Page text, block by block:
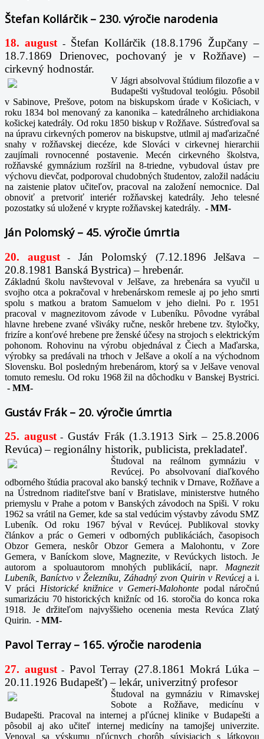
Štefan Kollárčik – 230. výročie narodenia
18. august -
Štefan Kollárčik (18.8.1796 Župčany –
18.7.1869 Drienovec, pochovaný je v Rožňave) –
cirkevný hodnostár.
V Jágri absolvoval štúdium filozofie a v
Budapešti vyštudoval teológiu. Pôsobil
v Sabinove, Prešove, potom na biskupskom úrade v Košiciach, v
roku 1834 bol menovaný za kanonika – katedrálneho archidiakona
košickej katedrály. Od roku 1850 biskup v Rožňave. Sústreďoval sa
na úpravu cirkevných pomerov na biskupstve, utlmil aj maďarizačné
snahy v rožňavskej diecéze, kde Slováci v cirkevnej hierarchii
zaujímali rovnocenné postavenie. Mecén cirkevného školstva,
rožňavské gymnázium rozšíril na 8-triedne, vybudoval ústav pre
výchovu dievčat, podporoval chudobných študentov, založil nadáciu
na zaistenie platov učiteľov, pracoval na založení nemocnice. Dal
obnoviť a pretvoriť interiér rožňavskej katedrály. Jeho telesné
pozostatky sú uložené v krypte rožňavskej katedrály. - MM-
Ján Polomský – 45. výročie úmrtia
20. august-
Ján Polomský (7.12.1896 Jelšava –
20.8.1981 Banská Bystrica) – hrebenár.
Základnú školu navštevoval v Jelšave, za hrebenára sa vyučil u
svojho otca a pokračoval v hrebenárskom remesle aj po jeho smrti
spolu s matkou a bratom Samuelom v jeho dielni. Po r. 1951
pracoval v magnezitovom závode v Lubeníku. Pôvodne vyrábal
hlavne hrebene zvané všiváky ručne, neskôr hrebene tzv. štyločky,
frizíre a konťové hrebene pre ženské účesy na strojoch s elektrickým
pohonom. Rohovinu na výrobu objednával z Čiech a Maďarska,
výrobky sa predávali na trhoch v Jelšave a okolí a na východnom
Slovensku. Bol posledným hrebenárom, ktorý sa v Jelšave venoval
tomuto remeslu. Od roku 1968 žil na dôchodku v Banskej Bystrici.
- MM-
Gustáv Frák – 20. výročie úmrtia
25. august- Gustáv Frák (1.3.1913 Sirk – 25.8.2006
Revúca) – regionálny historik, publicista, prekladateľ.
Študoval na reálnom gymnáziu v
Revúcej. Po absolvovaní diaľkového
odborného štúdia pracoval ako banský technik v Drnave, Rožňave a
na Ústrednom riaditeľstve baní v Bratislave, ministerstve hutného
priemyslu v Prahe a potom v Banských závodoch na Spiši. V roku
1962 sa vrátil na Gemer, kde sa stal vedúcim výstavby závodu SMZ
Lubeník. Od roku 1967 býval v Revúcej. Publikoval stovky
článkov a prác o Gemeri v odborných publikáciách, časopisoch
Obzor Gemera, neskôr Obzor Gemera a Malohontu, v Zore
Gemera, v Baníckom slove, Magnezite, v Revúckych listoch. Je
autorom a spoluautorom mnohých publikácií, napr. Magnezit
Lubeník, Baníctvo v Železníku, Záhadný zvon Quirin v Revúcej a i.
V práci Historické knižnice v Gemeri-Malohonte podal náročnú
sumarizáciu 70 historických knižníc od 16. storočia do konca roka
1918. Je držiteľom najvyššieho ocenenia mesta Revúca Zlatý
Quirin. - MM-
Pavol Terray – 165. výročie narodenia
27. august- Pavol Terray (27.8.1861 Mokrá Lúka –
20.11.1926 Budapešť) – lekár, univerzitný profesor
Študoval na gymnáziu v Rimavskej
Sobote a Rožňave, medicínu v
Budapešti. Pracoval na internej a pľúcnej klinike v Budapešti a
pôsobil aj ako učiteľ internej medicíny na tamojšej univerzite.
Venoval sa výskumu pľúcnych chorôb súvisiacich s látkovou